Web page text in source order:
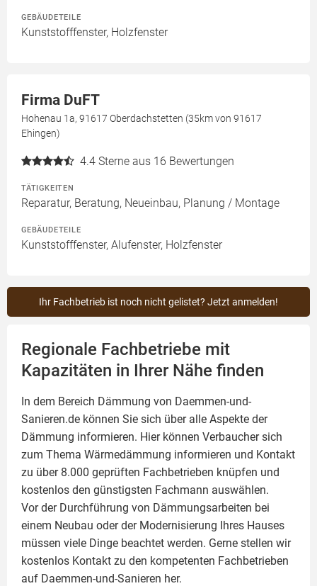
GEBÄUDETEILE
Kunststofffenster, Holzfenster
Firma DuFT
Hohenau 1a, 91617 Oberdachstetten (35km von 91617
Ehingen)
4.4 Sterne aus 16 Bewertungen
TÄTIGKEITEN
Reparatur, Beratung, Neueinbau, Planung / Montage
GEBÄUDETEILE
Kunststofffenster, Alufenster, Holzfenster
Ihr Fachbetrieb ist noch nicht gelistet? Jetzt anmelden!
Regionale Fachbetriebe mit
Kapazitäten in Ihrer Nähe finden
In dem Bereich Dämmung von Daemmen-und-
Sanieren.de können Sie sich über alle Aspekte der
Dämmung informieren. Hier können Verbaucher sich
zum Thema Wärmedämmung informieren und Kontakt
zu über 8.000 geprüften Fachbetrieben knüpfen und
kostenlos den günstigsten Fachmann auswählen.
Vor der Durchführung von Dämmungsarbeiten bei
einem Neubau oder der Modernisierung Ihres Hauses
müssen viele Dinge beachtet werden. Gerne stellen wir
kostenlos Kontakt zu den kompetenten Fachbetrieben
auf Daemmen-und-Sanieren her.